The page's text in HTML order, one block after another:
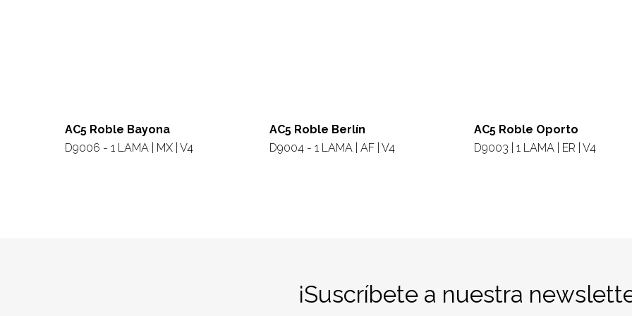
AC5 Roble Bayona
D9006 - 1 LAMA | MX | V4
AC5 Roble Berlín
D9004 - 1 LAMA | AF | V4
AC5 Roble Oporto
D9003 | 1 LAMA | ER | V4
¡Suscríbete a nuestra